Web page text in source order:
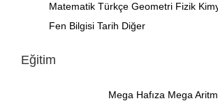
Matematik Türkçe Geometri Fizik
Fen Bilgisi Tarih Diğer
Eğitim
Mega Hafıza Mega